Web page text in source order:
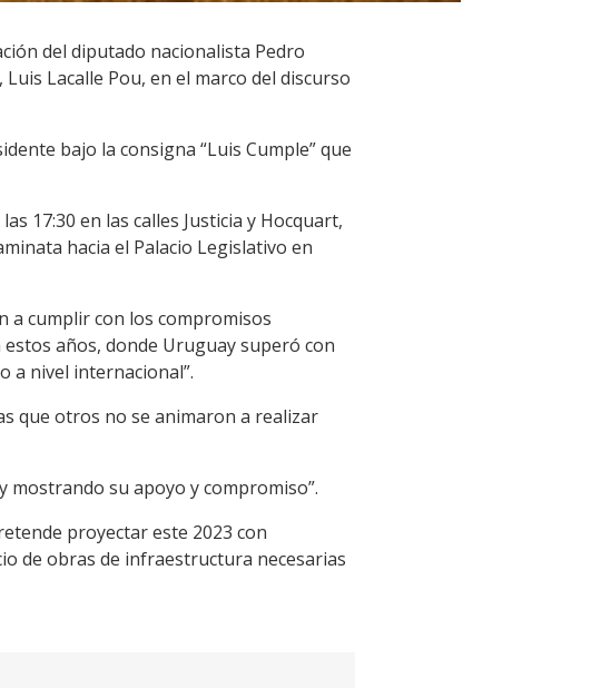
del diputado nacionalista Pedro
Lacalle Pou, en el marco del discurso
bajo la consigna “Luis Cumple” que
17:30 en las calles Justicia y Hocquart,
hacia el Palacio Legislativo en
a cumplir con los compromisos
años, donde Uruguay superó con
a nivel internacional”.
que otros no se animaron a realizar
mostrando su apoyo y compromiso”.
proyectar este 2023 con
de obras de infraestructura necesarias